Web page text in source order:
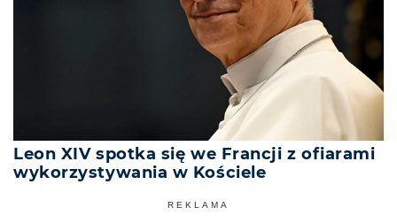
Leon XIV spotka się we Francji z ofiarami
wykorzystywania w Kościele
REKLAMA